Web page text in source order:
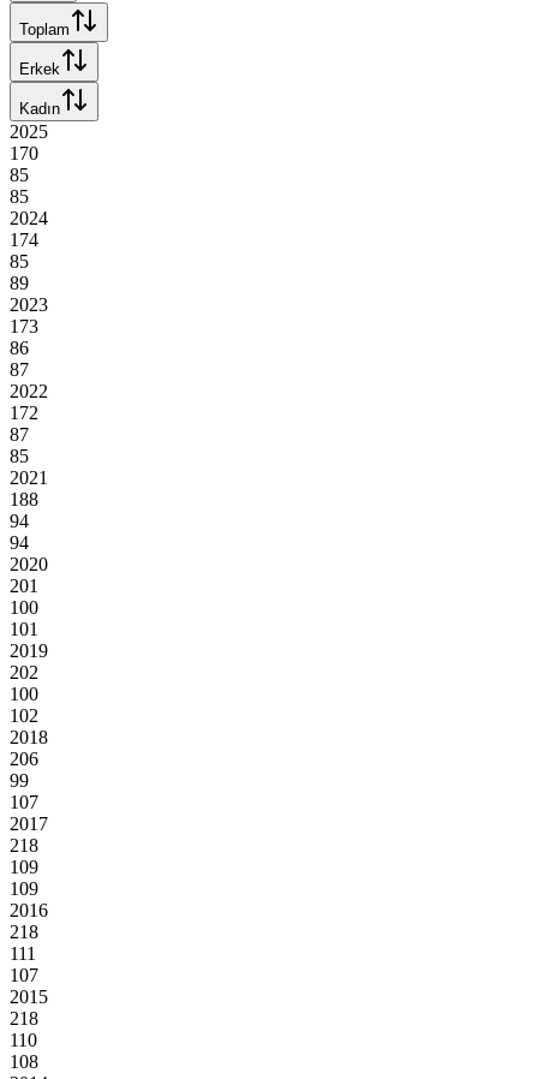
Toplam
Erkek
Kadın
2025
170
85
85
2024
174
85
89
2023
173
86
87
2022
172
87
85
2021
188
94
94
2020
201
100
101
2019
202
100
102
2018
206
99
107
2017
218
109
109
2016
218
111
107
2015
218
110
108